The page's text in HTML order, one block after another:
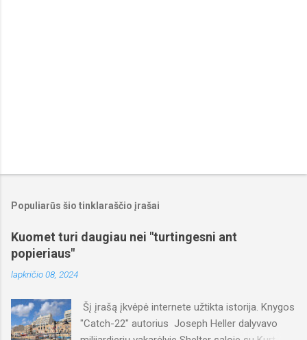
Populiarūs šio tinklaraščio įrašai
Kuomet turi daugiau nei "turtingesni ant
popieriaus"
lapkričio 08, 2024
Šį įrašą įkvėpė internete užtikta istorija. Knygos
"Catch-22" autorius Joseph Heller dalyvavo